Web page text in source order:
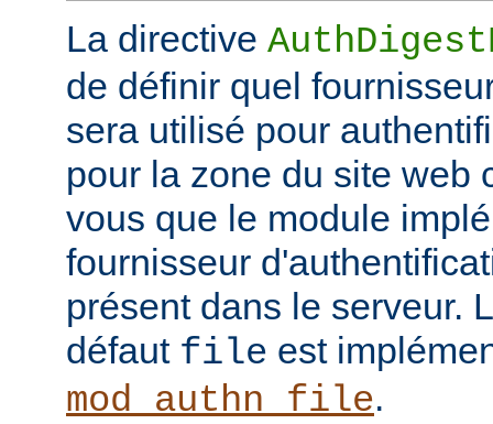
La directive
de définir quel
sera utilisé pour
pour la zone du site web
vous que le module
fournisseur
présent dans le serveur.
défaut file est
mod_authn_file.